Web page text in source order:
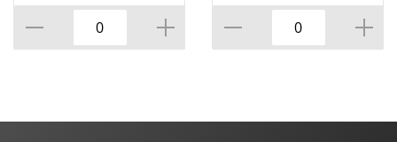
хлопок 800-22, 1/20
800-5, 1/20